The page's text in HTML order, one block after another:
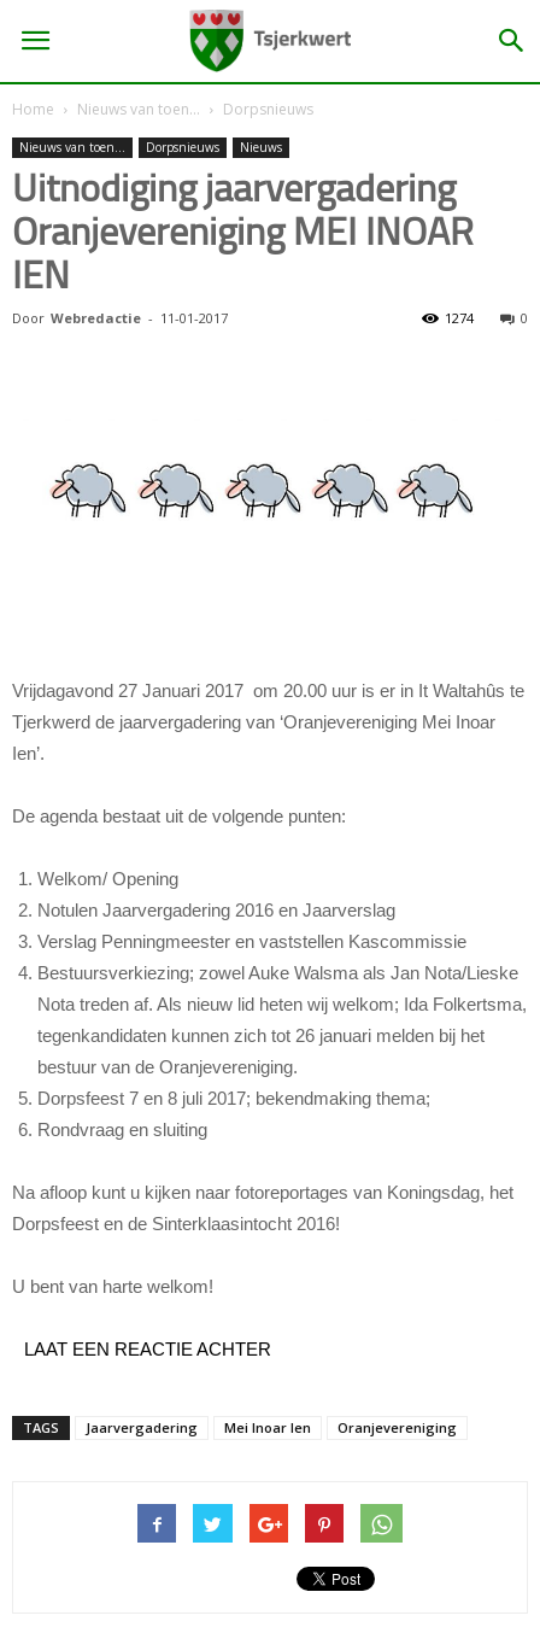
Home Nieuws van toen... Dorpsnieuws
Nieuws van toen... Dorpsnieuws Nieuws
Uitnodiging jaarvergadering
Oranjevereniging MEI INOAR
IEN
Door Webredactie - 11-01-2017 0
1274
Vrijdagavond 27 Januari 2017 om 20.00 uur is er in It Waltahûs te
Tjerkwerd de jaarvergadering van ‘Oranjevereniging Mei Inoar
Ien’.
De agenda bestaat uit de volgende punten:
Welkom/ Opening
Notulen Jaarvergadering 2016 en Jaarverslag
Verslag Penningmeester en vaststellen Kascommissie
Bestuursverkiezing; zowel Auke Walsma als Jan Nota/Lieske
Nota treden af. Als nieuw lid heten wij welkom; Ida Folkertsma,
tegenkandidaten kunnen zich tot 26 januari melden bij het
bestuur van de Oranjevereniging.
Dorpsfeest 7 en 8 juli 2017; bekendmaking thema;
Rondvraag en sluiting
Na afloop kunt u kijken naar fotoreportages van Koningsdag, het
Dorpsfeest en de Sinterklaasintocht 2016!
U bent van harte welkom!
LAAT EEN REACTIE ACHTER
TAGS Jaarvergadering Mei Inoar Ien Oranjevereniging